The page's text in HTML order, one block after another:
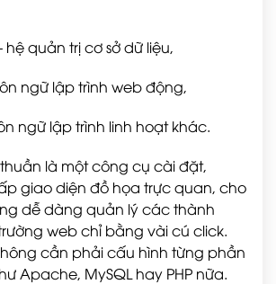
hệ quản trị cơ sở dữ liệu,
ngữ lập trình web động,
ngữ lập trình linh hoạt khác.
là một công cụ cài đặt,
giao diện đồ họa trực quan, cho
dễ dàng quản lý các thành
web chỉ bằng vài cú click.
cần phải cấu hình từng phần
Apache, MySQL hay PHP nữa.